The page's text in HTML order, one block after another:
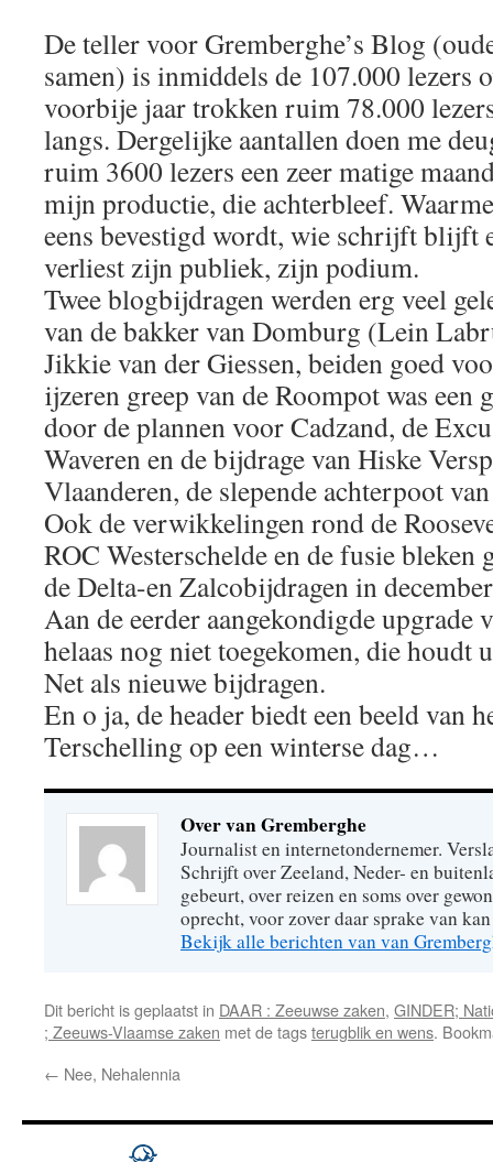
De teller voor Gremberghe’s Blog
samen) is inmiddels de 107.000 lezers
voorbije jaar trokken ruim 78.000
langs. Dergelijke aantallen doen me
ruim 3600 lezers een zeer matige
mijn productie, die achterbleef.
eens bevestigd wordt, wie schrijft blijft
verliest zijn publiek, zijn podium.
Twee blogbijdragen werden erg veel
van de bakker van Domburg (Lein
Jikkie van der Giessen, beiden goed
ijzeren greep van de Roompot was een
door de plannen voor Cadzand, de
Waveren en de bijdrage van Hiske
Vlaanderen, de slepende achterpoot
Ook de verwikkelingen rond de
ROC Westerschelde en de fusie
de Delta-en Zalcobijdragen in
Aan de eerder aangekondigde upgrade
helaas nog niet toegekomen, die houdt
Net als nieuwe bijdragen.
En o ja, de header biedt een beeld van
Terschelling op een winterse dag…
Over van Gremberghe
Journalist en internetondernemer.
Schrijft over Zeeland, Neder- en
gebeurt, over reizen en soms over
oprecht, voor zover daar sprake van
Bekijk alle berichten van van
Dit bericht is geplaatst in DAAR : Zeeuwse zaken, GINDER;
; Zeeuws-Vlaamse zaken met de tagsterugblik en wens.
← Nee, Nehalennia